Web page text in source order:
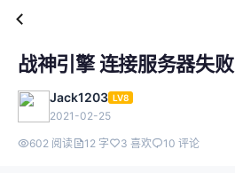
战神引擎 连接服务器失败
Jack1203 LV8
2021-02-25
602 阅读 12 字 3 喜欢 10 评论